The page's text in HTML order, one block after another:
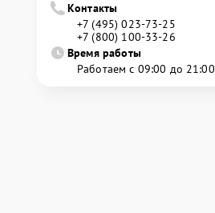
Контакты
+7 (495) 023-73-25
+7 (800) 100-33-26
Время работы
Работаем с 09:00 до 21:00